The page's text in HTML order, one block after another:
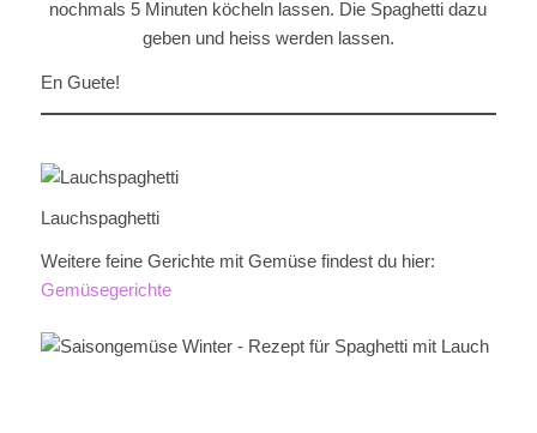
nochmals 5 Minuten köcheln lassen. Die Spaghetti dazu
geben und heiss werden lassen.
En Guete!
Lauchspaghetti
Weitere feine Gerichte mit Gemüse findest du hier:
Gemüsegerichte